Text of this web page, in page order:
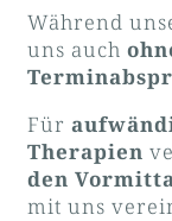
Während
uns auch
Für
Therapien
den
mit uns